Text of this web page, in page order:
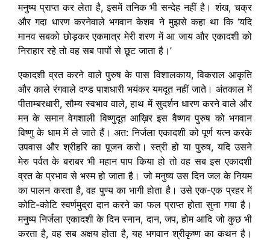
मनुष्य प्राप्त कर लेता है, इसमें तनिक भी सन्देह नहीं है। शंख, चक्र
और गदा धारण करनेवाले भगवान केशव ने मुझसे कहा था कि ‘यदि
मानव सबको छोड़कर एकमात्र मेरी शरण में आ जाय और एकादशी को
निराहार रहे तो वह सब पापों से छूट जाता है।’
एकादशी व्रत करने वाले पुरुष के पास विशालकाय, विकराल आकृति
और काले रंगवाले दण्ड पाशधारी भयंकर यमदूत नहीं जाते। अंतकाल में
पीताम्बरधारी, सौम्य स्वभाव वाले, हाथ में सुदर्शन धारण करने वाले और
मन के समान वेगशाली विष्णुदूत आख़िर इस वैष्णव पुरुष को भगवान
विष्णु के धाम में ले जाते हैं। अत: निर्जला एकादशी को पूर्ण यत्न करके
उपवास और श्रीहरि का पूजन करो। स्त्री हो या पुरुष, यदि उसने
मेरु पर्वत के बराबर भी महान पाप किया हो तो वह सब इस एकादशी
व्रत के प्रभाव से भस्म हो जाता है। जो मनुष्य उस दिन जल के नियम
का पालन करता है, वह पुण्य का भागी होता है। उसे एक-एक प्रहर में
कोटि-कोटि स्वर्णमुद्रा दान करने का फल प्राप्त होता सुना गया है।
मनुष्य निर्जला एकादशी के दिन स्नान, दान, जप, होम आदि जो कुछ भी
करता है, वह सब अक्षय होता है, यह भगवान श्रीकृष्ण का कथन है।